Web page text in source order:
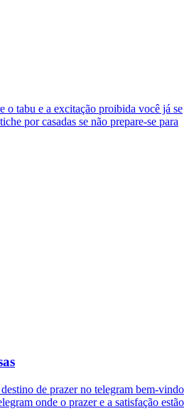
o tabu e a excitação proibida você já se
por casadas se não prepare-se para
de prazer no telegram bem-vindo
onde o prazer e a satisfação estão